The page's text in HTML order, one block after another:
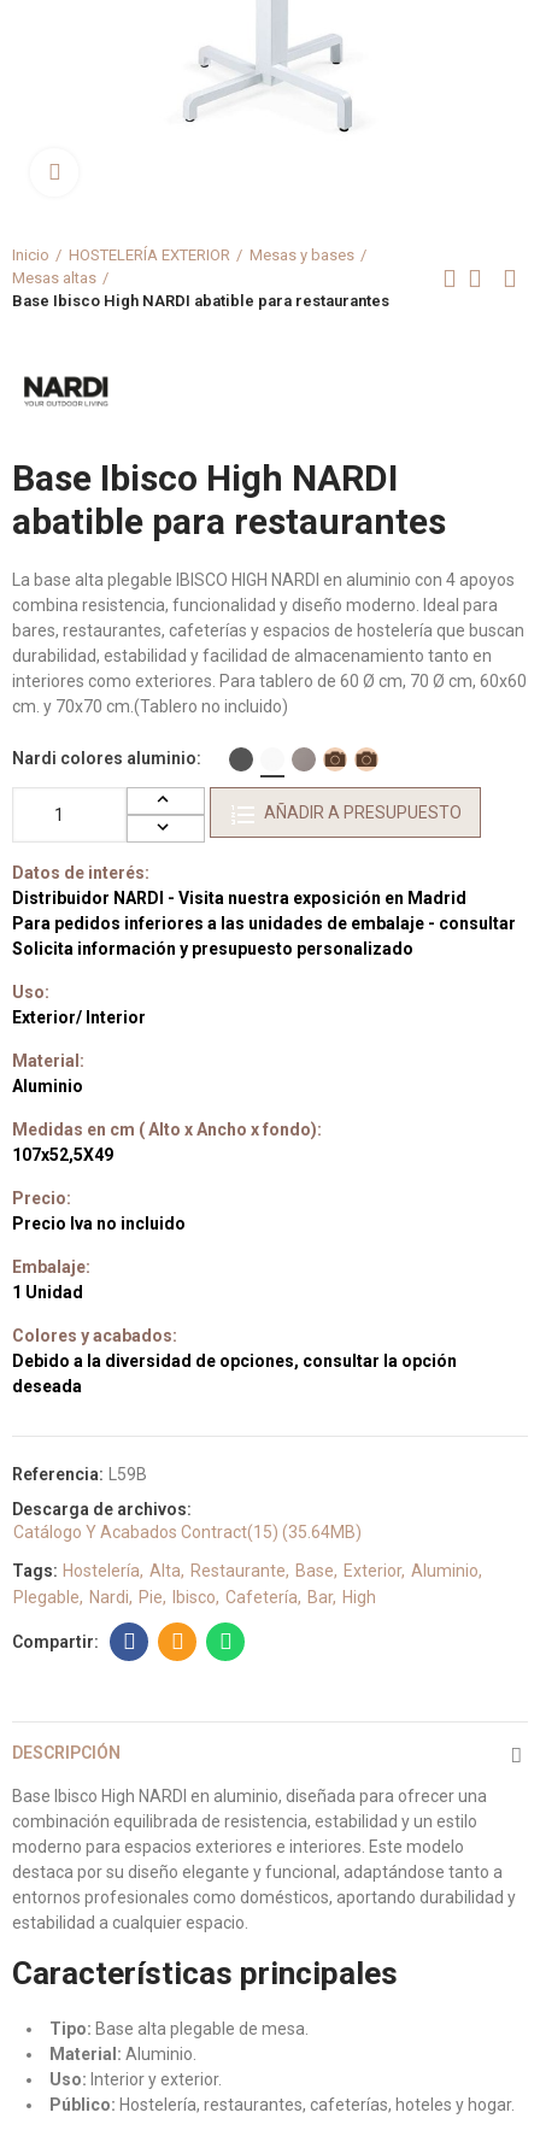
Inicio HOSTELERÍA EXTERIOR
Mesas y bases
Mesas altas
Base Ibisco High NARDI abatible para restaurantes
Base Ibisco High NARDI
abatible para restaurantes
La base alta plegable IBISCO HIGH NARDI en aluminio con 4 apoyos
combina resistencia, funcionalidad y diseño moderno. Ideal para
bares, restaurantes, cafeterías y espacios de hostelería que buscan
durabilidad, estabilidad y facilidad de almacenamiento tanto en
interiores como exteriores. Para tablero de 60 Ø cm, 70 Ø cm, 60x60
cm. y 70x70 cm.(Tablero no incluido)
Nardi colores aluminio
AÑADIR A PRESUPUESTO
Datos de interés:
Distribuidor NARDI - Visita nuestra exposición en Madrid
Para pedidos inferiores a las unidades de embalaje - consultar
Solicita información y presupuesto personalizado
Uso:
Exterior/ Interior
Material:
Aluminio
Medidas en cm ( Alto x Ancho x fondo):
107x52,5X49
Precio:
Precio Iva no incluido
Embalaje:
1 Unidad
Colores y acabados:
Debido a la diversidad de opciones, consultar la opción
deseada
Referencia:
L59B
Descarga de archivos:
Catálogo Y Acabados Contract(15) (35.64MB)
Tags: Hostelería Alta Restaurante Base Exterior Aluminio
Plegable
Nardi Pie Ibisco Cafetería Bar High
DESCRIPCIÓN
Base Ibisco High NARDI en aluminio, diseñada para ofrecer una
combinación equilibrada de resistencia, estabilidad y un estilo
moderno para espacios exteriores e interiores. Este modelo
destaca por su diseño elegante y funcional, adaptándose tanto a
entornos profesionales como domésticos, aportando durabilidad y
estabilidad a cualquier espacio.
Características principales
Tipo: Base alta plegable de mesa.
Material: Aluminio.
Uso: Interior y exterior.
Público: Hostelería, restaurantes, cafeterías, hoteles y hogar.